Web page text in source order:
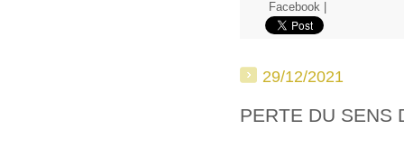
Facebook
29/12/2021
PERTE DU SENS